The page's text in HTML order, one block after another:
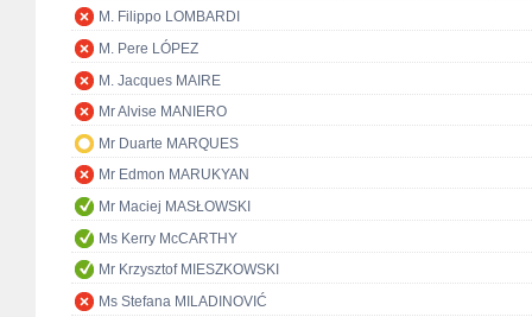
M. Filippo LOMBARDI
M. Pere LÓPEZ
M. Jacques MAIRE
Mr Alvise MANIERO
Mr Duarte MARQUES
Mr Edmon MARUKYAN
Mr Maciej MASŁOWSKI
Ms Kerry McCARTHY
Mr Krzysztof MIESZKOWSKI
Ms Stefana MILADINOVIĆ